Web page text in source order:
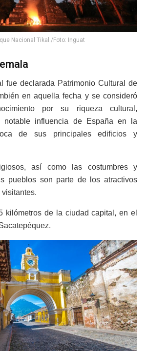
Nacional Tikal./Foto: Inguat
fue declarada Patrimonio Cultural de
en aquella fecha y se consideró
por su riqueza cultural,
notable influencia de España en la
de sus principales edificios y
así como las costumbres y
pueblos son parte de los atractivos
kilómetros de la ciudad capital, en el